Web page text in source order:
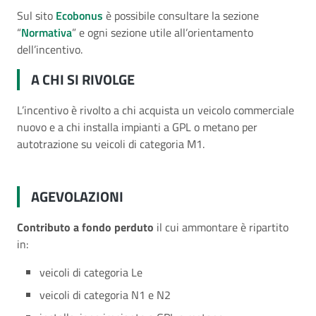
Sul sito Ecobonus è possibile consultare la sezione
“Normativa” e ogni sezione utile all’orientamento
dell’incentivo.
A CHI SI RIVOLGE
L’incentivo è rivolto a chi acquista un veicolo commerciale
nuovo e a chi installa impianti a GPL o metano per
autotrazione su veicoli di categoria M1.
AGEVOLAZIONI
Contributo a fondo perduto il cui ammontare è ripartito
in:
veicoli di categoria Le
veicoli di categoria N1 e N2